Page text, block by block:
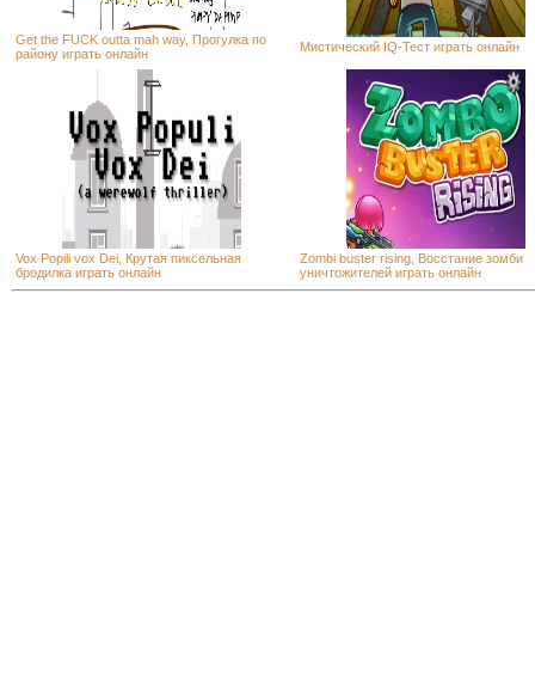
Get the FUCK outta mah way, Прогулка по
району играть онлайн
Мистический IQ-Тест играть онлайн
Vox Popili vox Dei, Крутая пиксельная
бродилка играть онлайн
Zombi buster rising, Восстание зомби
уничтожителей играть онлайн